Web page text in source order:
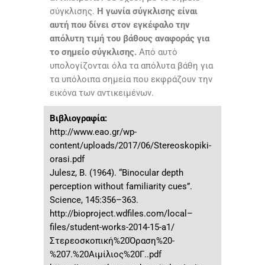
σύγκλισης. Η γωνία σύγκλισης είναι
αυτή που δίνει στον εγκέφαλο την
απόλυτη τιμή του βάθους αναφοράς για
το σημείο σύγκλισης. Από αυτό
υπολογίζονται όλα τα απόλυτα βάθη για
τα υπόλοιπα σημεία που εκφράζουν την
εικόνα των αντικειμένων.
Βιβλιογραφία:
http://www.eao.gr/wp-
content/uploads/2017/06/Stereoskopiki-
orasi.pdf
Julesz, B. (1964). “Binocular depth
perception without familiarity cues”.
Science, 145:356–363.
http://bioproject.wdfiles.com/local–
files/student-works-2014-15-a1/
Στερεοσκοπική%20Όραση%20-
%207.%20Αιμίλιος%20Γ..pdf